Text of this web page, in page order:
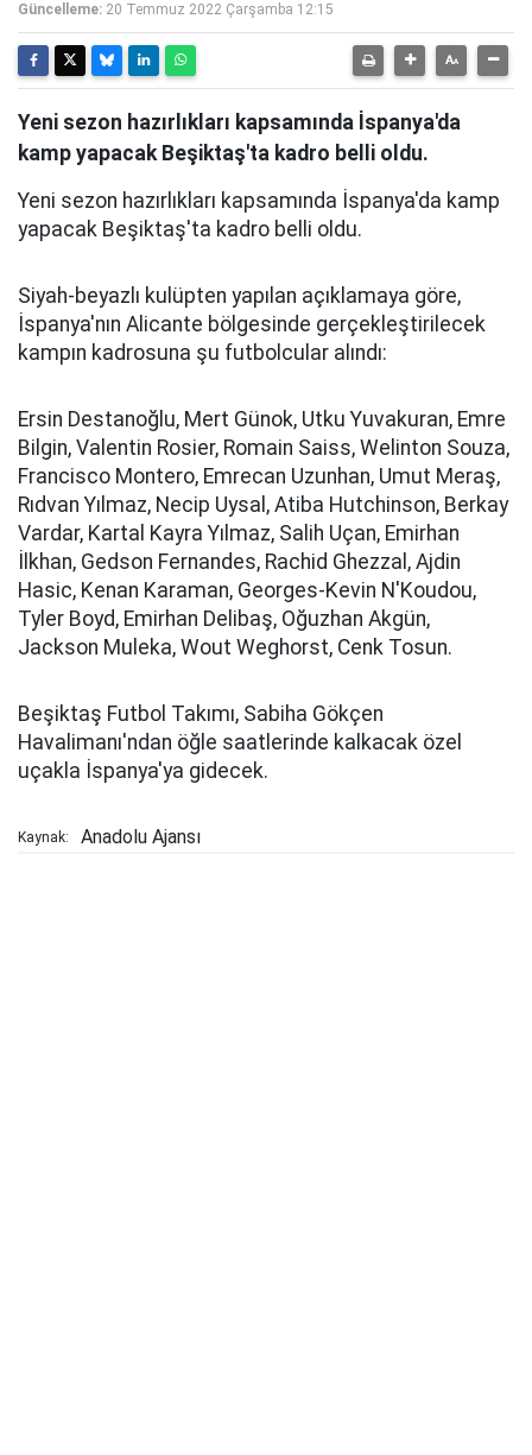
Güncelleme: 20 Temmuz 2022 Çarşamba 12:15
Yeni sezon hazırlıkları kapsamında İspanya'da
kamp yapacak Beşiktaş'ta kadro belli oldu.
Yeni sezon hazırlıkları kapsamında İspanya'da kamp
yapacak Beşiktaş'ta kadro belli oldu.
Siyah-beyazlı kulüpten yapılan açıklamaya göre,
İspanya'nın Alicante bölgesinde gerçekleştirilecek
kampın kadrosuna şu futbolcular alındı:
Ersin Destanoğlu, Mert Günok, Utku Yuvakuran, Emre
Bilgin, Valentin Rosier, Romain Saiss, Welinton Souza,
Francisco Montero, Emrecan Uzunhan, Umut Meraş,
Rıdvan Yılmaz, Necip Uysal, Atiba Hutchinson, Berkay
Vardar, Kartal Kayra Yılmaz, Salih Uçan, Emirhan
İlkhan, Gedson Fernandes, Rachid Ghezzal, Ajdin
Hasic, Kenan Karaman, Georges-Kevin N'Koudou,
Tyler Boyd, Emirhan Delibaş, Oğuzhan Akgün,
Jackson Muleka, Wout Weghorst, Cenk Tosun.
Beşiktaş Futbol Takımı, Sabiha Gökçen
Havalimanı'ndan öğle saatlerinde kalkacak özel
uçakla İspanya'ya gidecek.
Kaynak: Anadolu Ajansı